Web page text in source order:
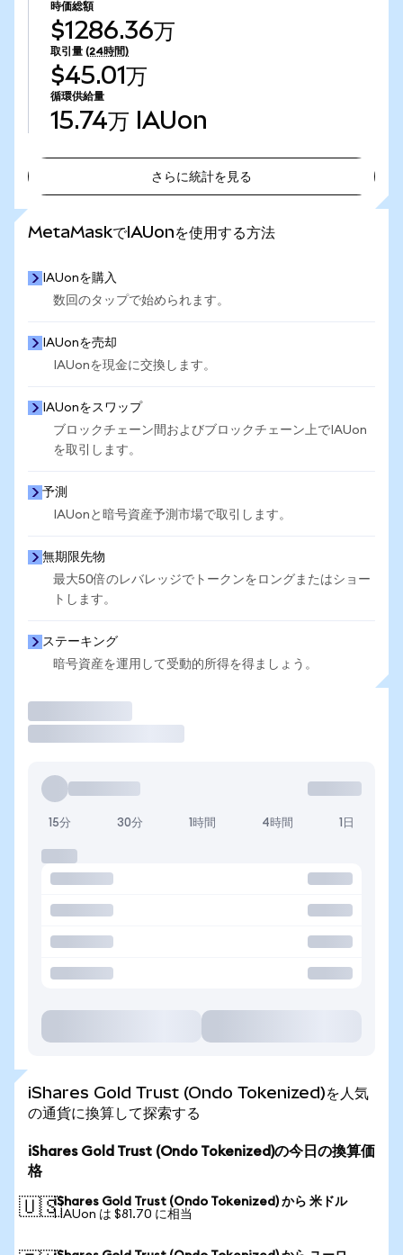
時価総額
$1286.36万
取引量 (24時間)
$45.01万
循環供給量
15.74万 IAUon
さらに統計を見る
MetaMaskでIAUonを使用する方法
IAUonを購入
数回のタップで始められます。
IAUonを売却
IAUonを現金に交換します。
IAUonをスワップ
ブロックチェーン間およびブロックチェーン上でIAUon
を取引します。
予測
IAUonと暗号資産予測市場で取引します。
無期限先物
最大50倍のレバレッジでトークンをロングまたはショー
トします。
ステーキング
暗号資産を運用して受動的所得を得ましょう。
15分 30分 1時間 4時間 1日
iShares Gold Trust (Ondo Tokenized)を人気
の通貨に換算して探索する
iShares Gold Trust (Ondo Tokenized)の今日の換算価
格
🇺🇸iShares Gold Trust (Ondo Tokenized) から 米ドル
1 IAUon は $81.70 に相当